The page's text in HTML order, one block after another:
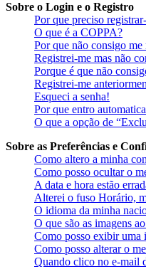
Sobre o Login e o Registro
Por que preciso
O que é a COPPA?
Por que não consigo me
Registrei-me mas não
Porque é que não
Registrei-me
Esqueci a senha!
Por que entro
O que a opção de
Sobre as Preferências e
Como altero a minha
Como posso ocultar o
A data e hora estão
Alterei o fuso Horário,
O idioma da minha
O que são as imagens
Como posso exibir uma
Como posso alterar o
Quando clico no e-mail